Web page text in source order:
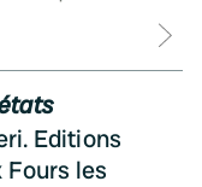
Editions
Fours les